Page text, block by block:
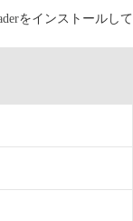
をインストールして